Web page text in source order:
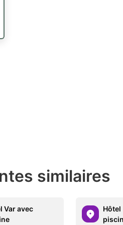
similaires
Var avec
Hôtel